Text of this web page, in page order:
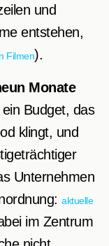
und
entstehen,
Filmen).
Monate
Budget, das
klingt, und
Unternehmen
aktuelle
im Zentrum